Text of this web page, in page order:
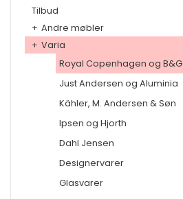
Tilbud
+ Andre møbler
+ Varia
Royal Copenhagen og B&G
Just Andersen og Aluminia
Kähler, M. Andersen & Søn
Ipsen og Hjorth
Dahl Jensen
Designervarer
Glasvarer